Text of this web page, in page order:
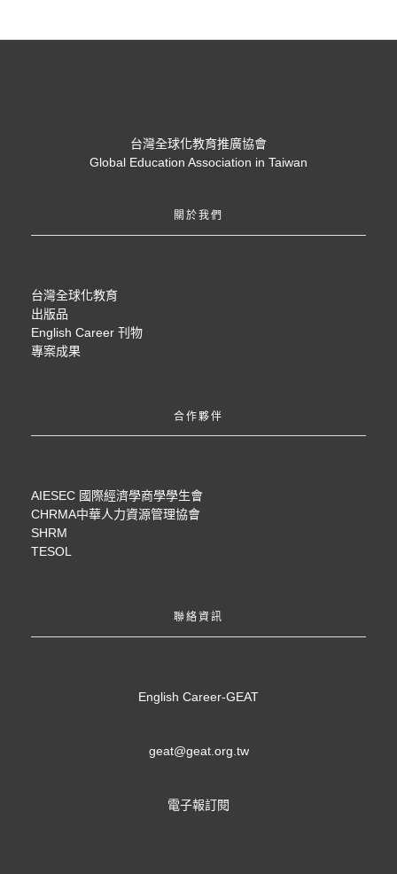
台灣全球化教育推廣協會
Global Education Association in Taiwan
關於我們
台灣全球化教育
出版品
English Career 刊物
專案成果
合作夥伴
AIESEC 國際經濟學商學學生會
CHRMA中華人力資源管理協會
SHRM
TESOL
聯絡資訊
English Career-GEAT
geat@geat.org.tw
電子報訂閱